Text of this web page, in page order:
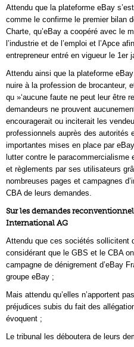
Attendu que la plateforme eBay
comme le confirme le premier bilan
Charte, qu’eBay a coopéré avec le
l’industrie et de l’emploi et l’Apce
entrepreneur entré en vigueur le 1er
Attendu ainsi que la plateforme
nuire à la profession de brocanteur,
qu »‘aucune faute ne peut leur être
demandeurs ne prouvent
encouragerait ou inciterait les
professionnels auprès des autorités
importantes mises en place par
lutter contre le
et règlements par ses utilisateurs
nombreuses pages et campagnes
CBA de leurs demandes.
Sur les demandes
International AG
Attendu que ces sociétés sollicitent
considérant que le GBS et le CBA
campagne de dénigrement d’eBay
groupe eBay ;
Mais attendu qu’elles n’apportent
préjudices subis du fait des
évoquent ;
Le tribunal les déboutera de leurs